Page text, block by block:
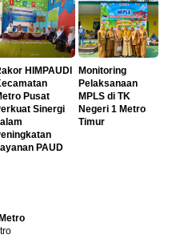
HIMPAUDI
Pusat
Sinergi
PAUD
Monitoring
Pelaksanaan
MPLS di TK
Negeri 1 Metro
Timur